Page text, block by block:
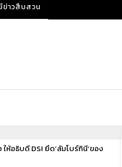
ข่าวสืบสวน
ห้อธิบดี DSI ยึด‘ลัมโบร์กินี’ของ